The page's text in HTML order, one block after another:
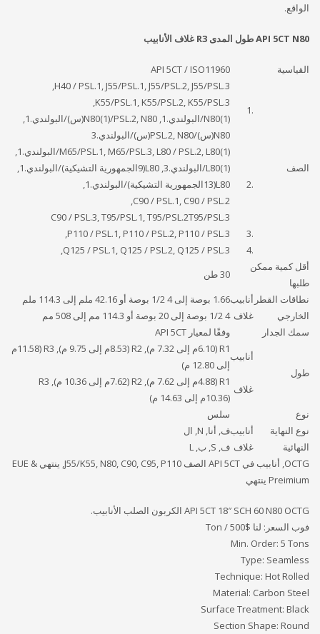
الواقع.
API 5CT N80 طول المدى R3 غلاف الأنابيب
القياسية API 5CT / ISO11960
الصف
.1
H40 / PSL.1, J55/PSL.1, J55/PSL.2, J55/PSL.3,
K55/PSL.1, K55/PSL.2, K55/PSL.3,
N80(1)/البولندي.1, N80(1)/PSL.2, N80(س)/البولندي.1,
N80(س)/PSL.2, N80(س)/البولندي.3
.2
M65/PSL.1, M65/PSL.3, L80 / PSL.2, L80(1)/البولندي.1,
L80(1)/البولندي.3, L80(9الجمهورية التشيكية)/البولندي.1,
L80(13الجمهورية التشيكية)/البولندي.1,
C90 / PSL.1, C90 / PSL.2,
C90 / PSL.3, T95/PSL.1, T95/PSL.2T95/PSL.3
.3
P110 / PSL.1, P110 / PSL.2, P110 / PSL.3,
.4
Q125 / PSL.1, Q125 / PSL.2, Q125 / PSL.3,
أقل كمية ممكن
طلبها
30 طن
نطاقات القطر
الخارجي
أنابيب1.66 بوصة إلى 4 1/2 بوصة أو 42.16 ملم إلى 114.3 ملم
غلاف 4 1/2 بوصة إلى 20 بوصة أو 114.3 مم إلى 508 مم
سمك الجدار
وفقًا لمعيار API 5CT
طول
أنابيب
R1 (6.10م إلى 7.32 م), R2 (8.53م إلى 9.75 م), R3 (11.58م
إلى 12.80 م)
غلاف
R1 (4.88م إلى 7.62 م), R2 (7.62م إلى 10.36 م), R3
(10.36م إلى 14.63 م)
نوع
سلس
نوع النهاية
النهائية
أنابيبف, أنا, N, ال
غلاف ف, S, ب, L
OCTG, أنابيب في API 5CT الصف J55/K55, N80, C90, C95, P110, ينتهي EUE &
Preimium ينتهي
API 5CT 18″ SCH 60 N80 OCTG الكربون الصلب الأنابيب.
فوب السعر: لنا $500 / Ton
Min. Order: 5 Tons
Type: Seamless
Technique: Hot Rolled
Material: Carbon Steel
Surface Treatment: Black
Section Shape: Round